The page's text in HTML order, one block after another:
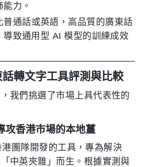
力。
普通話或英語，高品質的廣東話
導致通用型 AI 模型的訓練成效
轉文字工具評測與比較
我們挑選了市場上具代表性的
攻香港市場的本地薑
港團隊開發的工具，專為解決
「中英夾雜」而生。根據實測與